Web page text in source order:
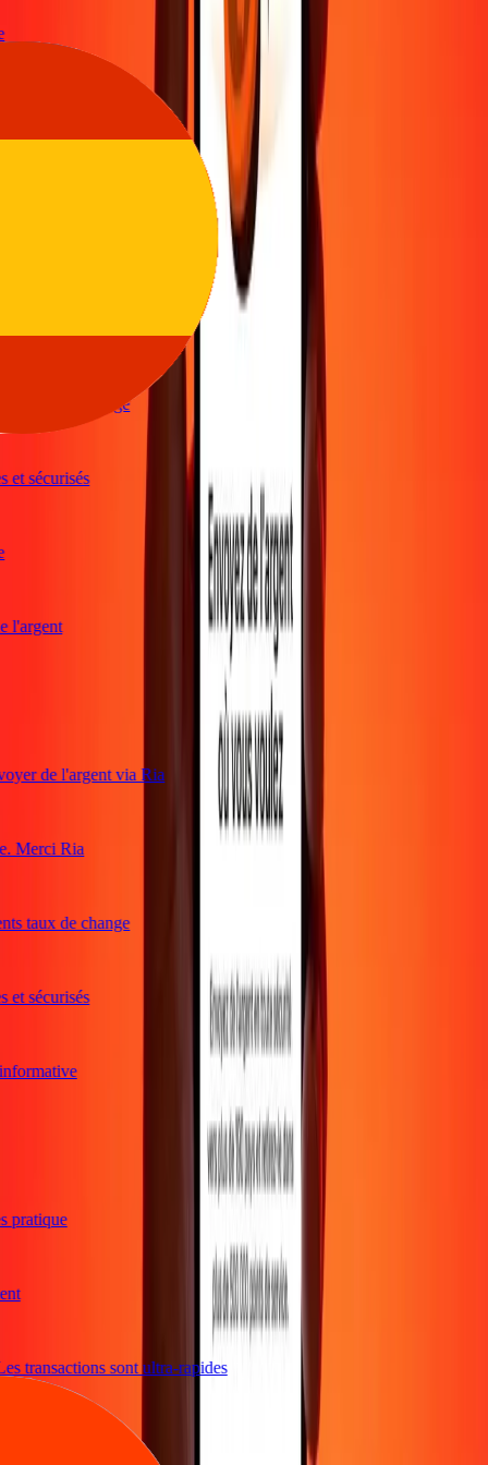
sécurisés
de l'argent via Ria
Merci Ria
taux de change
sécurisés
pratique
transactions sont ultra-rapides